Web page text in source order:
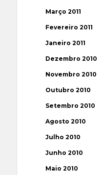
Março 2011
Fevereiro 2011
Janeiro 2011
Dezembro 2010
Novembro 2010
Outubro 2010
Setembro 2010
Agosto 2010
Julho 2010
Junho 2010
Maio 2010